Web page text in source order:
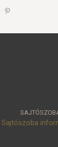
Sajtószoba